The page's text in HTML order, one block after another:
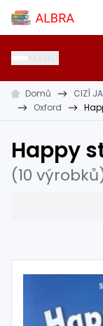
Přeskočit na hlavní
Albra
KATALOG
Domů CIZÍ
Oxford
Happy
(10